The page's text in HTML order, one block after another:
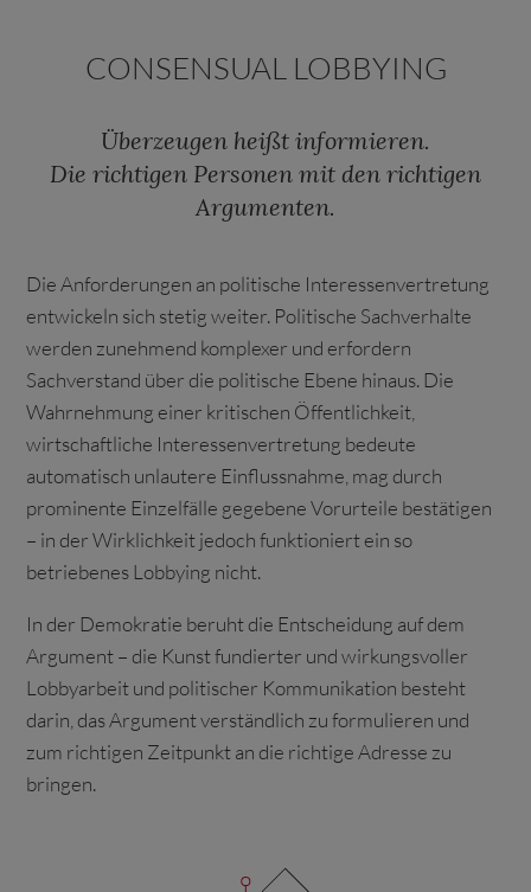
CONSENSUAL LOBBYING
Überzeugen heißt informieren.
Die richtigen Personen mit den richtigen
Argumenten.
Die Anforderungen an politische Interessenvertretung
entwickeln sich stetig weiter. Politische Sachverhalte
werden zunehmend komplexer und erfordern
Sachverstand über die politische Ebene hinaus. Die
Wahrnehmung einer kritischen Öffentlichkeit,
wirtschaftliche Interessenvertretung bedeute
automatisch unlautere Einflussnahme, mag durch
prominente Einzelfälle gegebene Vorurteile bestätigen
– in der Wirklichkeit jedoch funktioniert ein so
betriebenes Lobbying nicht.
In der Demokratie beruht die Entscheidung auf dem
Argument – die Kunst fundierter und wirkungsvoller
Lobbyarbeit und politischer Kommunikation besteht
darin, das Argument verständlich zu formulieren und
zum richtigen Zeitpunkt an die richtige Adresse zu
bringen.